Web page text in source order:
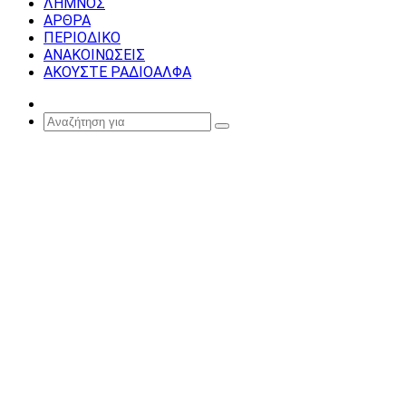
ΑΡΘΡΑ
ΠΕΡΙΟΔΙΚΟ
ΑΝΑΚΟΙΝΩΣΕΙΣ
ΑΚΟΥΣΤΕ ΡΑΔΙΟΑΛΦΑ
Article
Αναζήτηση